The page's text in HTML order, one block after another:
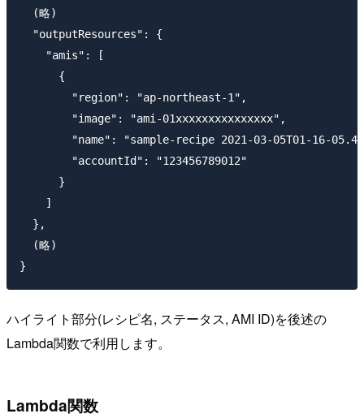
  (略)
  "outputResources": {
    "amis": [
      {
        "region": "ap-northeast-1",
        "image": "ami-01xxxxxxxxxxxxxxx",
"name": "sample-recipe 2021-03-05T01-16-
        "accountId": "123456789012"
      }
    ]
  },
  (略)
ハイライト部分(レシピ名, ステータス, AMI ID)を後述の
Lambda関数で利用します。
Lambda関数